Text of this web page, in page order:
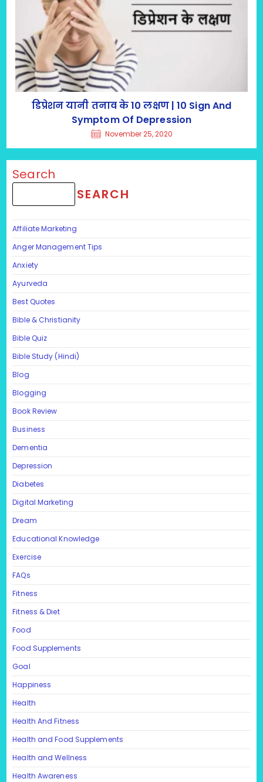
डिप्रेशन यानी तनाव के 10 लक्षण | 10 Sign And
Symptom Of Depression
November 25, 2020
Search
SEARCH
Affiliate Marketing
Anger Management Tips
Anxiety
Ayurveda
Best Quotes
Bible & Christianity
Bible Quiz
Bible Study (Hindi)
Blog
Blogging
Book Review
Business
Dementia
Depression
Diabetes
Digital Marketing
Dream
Educational Knowledge
Exercise
FAQs
Fitness
Fitness & Diet
Food
Food Supplements
Goal
Happiness
Health
Health And Fitness
Health and Food Supplements
Health and Wellness
Health Awareness